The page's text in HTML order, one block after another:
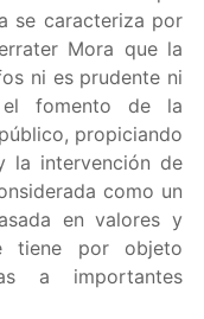
se caracteriza por
Mora que la
ni es prudente ni
fomento de la
propiciando
la intervención de
como un
en valores y
tiene por objeto
a importantes